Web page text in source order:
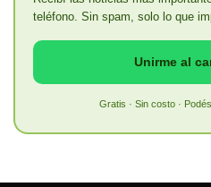
teléfono. Sin spam, solo lo que
Unirme al
Gratis · Sin costo ·